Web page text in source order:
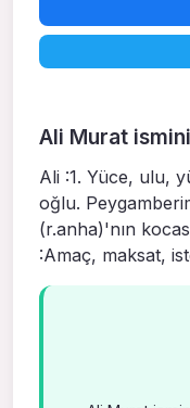
Ali Murat
Ali :1. Yüce, ulu,
oğlu.
(r.anha)'nın
:Amaç, maksat,